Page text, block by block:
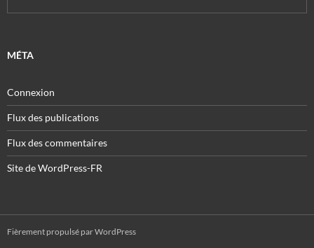
MÉTA
Connexion
Flux des publications
Flux des commentaires
Site de WordPress-FR
Fièrement propulsé par WordPress